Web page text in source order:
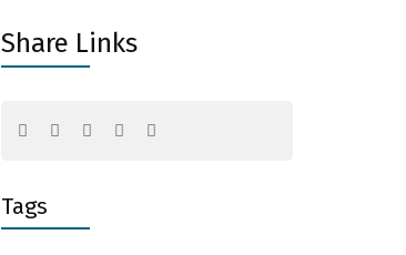
Share Links
Tags